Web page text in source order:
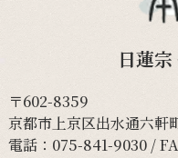
日蓮
〒602-8359
京都市上京区出水通六軒
電話： 075-841-9030/